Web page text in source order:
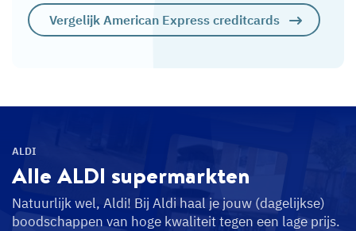
Vergelijk American Express creditcards
ALDI
Alle ALDI supermarkten
Natuurlijk wel, Aldi! Bij Aldi haal je jouw (dagelijkse)
boodschappen van hoge kwaliteit tegen een lage prijs.